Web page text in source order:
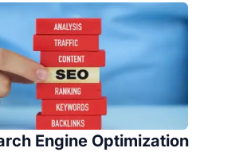
Engine Optimization